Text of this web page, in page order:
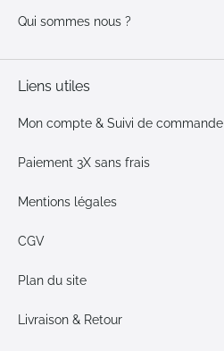
Qui sommes nous ?
Liens utiles
Mon compte & Suivi de commande
Paiement 3X sans frais
Mentions légales
CGV
Plan du site
Livraison & Retour